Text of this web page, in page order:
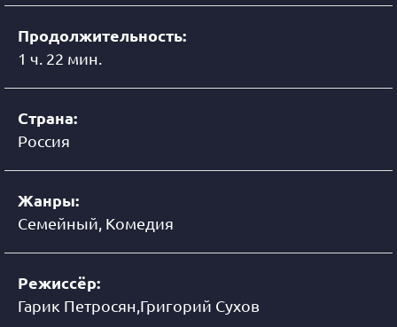
Продолжительность:
1 ч. 22 мин.
Страна:
Россия
Жанры:
Семейный, Комедия
Режиссёр:
Гарик Петросян,Григорий Сухов